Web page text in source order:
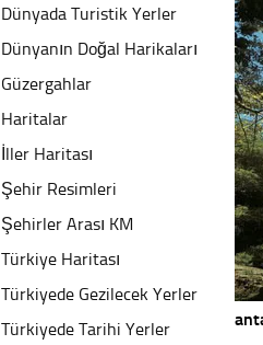
Dünyada Turistik Yerler
Dünyanın Doğal Harikaları
Güzergahlar
Haritalar
İller Haritası
Şehir Resimleri
Şehirler Arası KM
Türkiye Haritası
Türkiyede Gezilecek Yerler
Türkiyede Tarihi Yerler